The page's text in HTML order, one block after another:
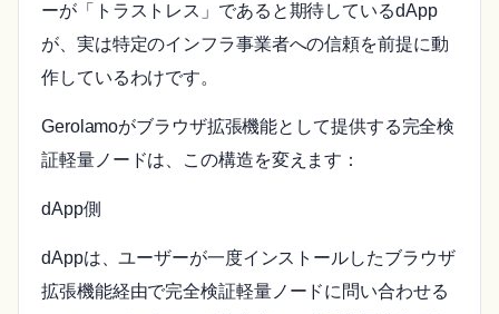
ーが「トラストレス」であると期待しているdApp
が、実は特定のインフラ事業者への信頼を前提に動
作しているわけです。
Gerolamoがブラウザ拡張機能として提供する完全検
証軽量ノードは、この構造を変えます：
dApp側
dAppは、ユーザーが一度インストールしたブラウザ
拡張機能経由で完全検証軽量ノードに問い合わせる